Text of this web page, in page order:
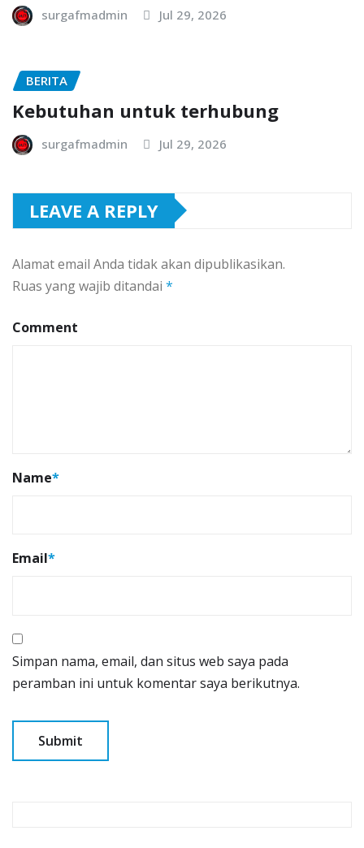
surgafmadmin Jul 29, 2026
BERITA
Kebutuhan untuk terhubung
surgafmadmin Jul 29, 2026
LEAVE A REPLY
Alamat email Anda tidak akan dipublikasikan.
Ruas yang wajib ditandai *
Comment
Name*
Email*
Simpan nama, email, dan situs web saya pada
peramban ini untuk komentar saya berikutnya.